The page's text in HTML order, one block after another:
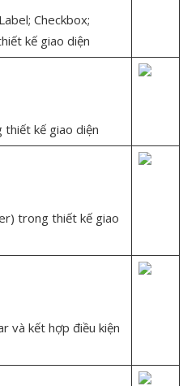
Checkbox;
kế giao diện
kế giao diện
trong thiết kế giao
và kết hợp điều kiện